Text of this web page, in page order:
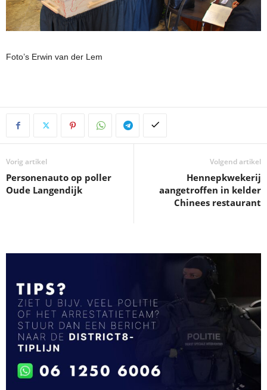
Foto’s Erwin van der Lem
Vorig artikel
Personenauto op poller
Oude Langendijk
Volgend artikel
Hennepkwekerij
aangetroffen in kelder
Chinees restaurant